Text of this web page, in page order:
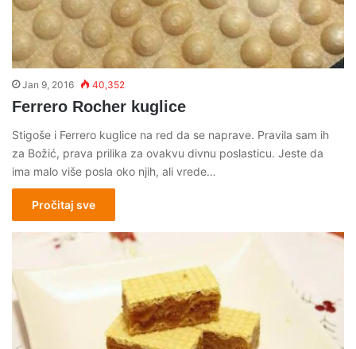
Jan 9, 2016 40,352
Ferrero Rocher kuglice
Stigoše i Ferrero kuglice na red da se naprave. Pravila sam ih
za Božić, prava prilika za ovakvu divnu poslasticu. Jeste da
ima malo više posla oko njih, ali vrede…
Pročitaj sve